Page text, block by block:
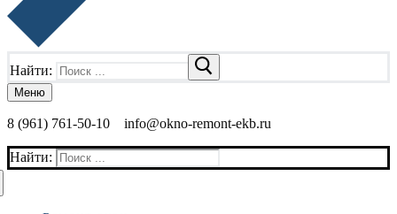
Найти:
Меню
8 (961) 761-50-10 info@okno-remont-ekb.ru
Найти: